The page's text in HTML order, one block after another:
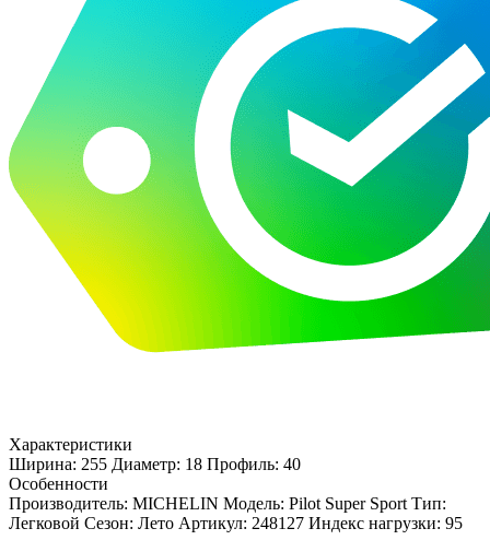
Характеристики
Ширина: 255 Диаметр: 18 Профиль: 40
Особенности
Производитель: MICHELIN Модель: Pilot Super Sport Тип:
Легковой Сезон: Лето Артикул: 248127 Индекс нагрузки: 95